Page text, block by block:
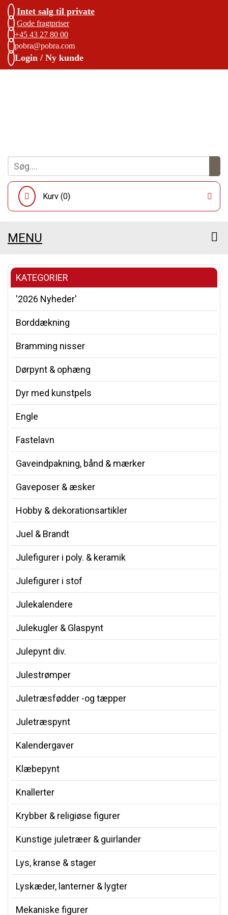
Intet salg til private
Gode fragtpriser
+45 43 27 80 00
pobra@pobra.com
Login / Ny kunde
Kurv (0)
MENU
KATEGORIER
'2026 Nyheder'
Borddækning
Bramming nisser
Dørpynt & ophæng
Dyr med kunstpels
Engle
Fastelavn
Gaveindpakning, bånd & mærker
Gaveposer & æsker
Hobby & dekorationsartikler
Juel & Brandt
Julefigurer i poly. & keramik
Julefigurer i stof
Julekalendere
Julekugler & Glaspynt
Julepynt div.
Julestrømper
Juletræsfødder -og tæpper
Juletræspynt
Kalendergaver
Klæbepynt
Knallerter
Krybber & religiøse figurer
Kunstige juletræer & guirlander
Lys, kranse & stager
Lyskæder, lanterner & lygter
Mekaniske figurer